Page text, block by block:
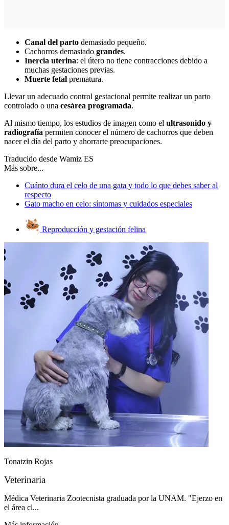
Canal del parto demasiado pequeño.
Cachorros demasiado grandes.
Inercia uterina: el útero no tiene contracciones debido a
muchas gestaciones previas.
Muerte fetal prematura.
Llevar un adecuado control gestacional permite realizar un parto
controlado o una cesárea programada.
Al mismo tiempo, los estudios de imagen como el ultrasonido y
radiografía permiten conocer el número de cachorros que deben
nacer el día del parto y ahorrarte preocupaciones.
Traducido desde Wamiz ES
Más sobre...
Cuánto dura el celo de una gata y todo lo que debes saber al
respecto
Gato macho en celo: síntomas y cuidados especiales
Reproducción y gestación felina
Tonatzin Rojas
Veterinaria
Médica Veterinaria Zootecnista graduada por la UNAM. "Ejerzo en
el área cl...